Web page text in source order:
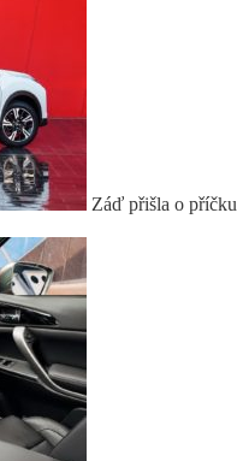
Záď přišla o